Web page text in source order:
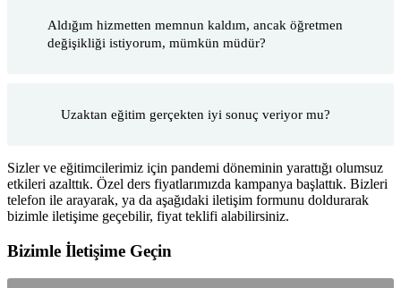
Aldığım hizmetten memnun kaldım, ancak öğretmen
değişikliği istiyorum, mümkün müdür?
Uzaktan eğitim gerçekten iyi sonuç veriyor mu?
Sizler ve eğitimcilerimiz için pandemi döneminin yarattığı olumsuz
etkileri azalttık. Özel ders fiyatlarımızda kampanya başlattık. Bizleri
telefon ile arayarak, ya da aşağıdaki iletişim formunu doldurarak
bizimle iletişime geçebilir, fiyat teklifi alabilirsiniz.
Bizimle İletişime Geçin